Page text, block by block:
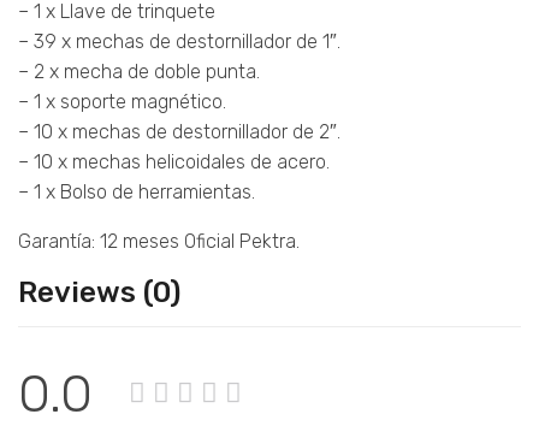
– 1 x Llave de trinquete
– 39 x mechas de destornillador de 1″.
– 2 x mecha de doble punta.
– 1 x soporte magnético.
– 10 x mechas de destornillador de 2″.
– 10 x mechas helicoidales de acero.
– 1 x Bolso de herramientas.
Garantía: 12 meses Oficial Pektra.
Reviews (0)
0.0